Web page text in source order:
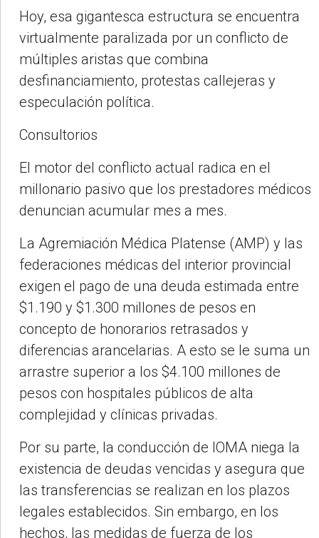
Hoy, esa gigantesca estructura se encuentra
virtualmente paralizada por un conflicto de
múltiples aristas que combina
desfinanciamiento, protestas callejeras y
especulación política.
Consultorios
El motor del conflicto actual radica en el
millonario pasivo que los prestadores médicos
denuncian acumular mes a mes.
La Agremiación Médica Platense (AMP) y las
federaciones médicas del interior provincial
exigen el pago de una deuda estimada entre
$1.190 y $1.300 millones de pesos en
concepto de honorarios retrasados y
diferencias arancelarias. A esto se le suma un
arrastre superior a los $4.100 millones de
pesos con hospitales públicos de alta
complejidad y clínicas privadas.
Por su parte, la conducción de IOMA niega la
existencia de deudas vencidas y asegura que
las transferencias se realizan en los plazos
legales establecidos. Sin embargo, en los
hechos, las medidas de fuerza de los